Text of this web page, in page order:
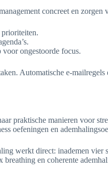
concreet en zorgen
ongestoorde focus.
Automatische e-
praktische manieren voor
oefeningen en
werkt direct: inademen
en coherente